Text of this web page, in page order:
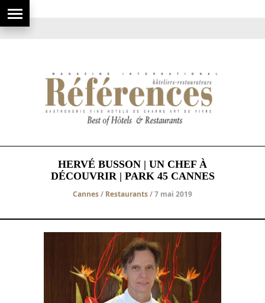
HERVÉ BUSSON | UN CHEF À
DÉCOUVRIR | PARK 45 CANNES
Cannes/ Restaurants/ 7 mai 2019